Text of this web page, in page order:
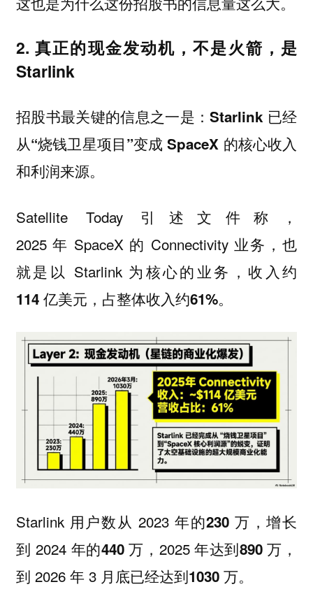
2. 真正的现金发动机，不是火箭，是
Starlink
招股书最关键的信息之一是：Starlink 已经
从“烧钱卫星项目”变成 SpaceX 的核心收入
和利润来源。
Satellite Today 引述文件称，
2025 年 SpaceX 的 Connectivity 业务，也
就是以 Starlink 为核心的业务，收入约
114 亿美元 ，占整体收入约61%。
Starlink 用户数从 2023 年的230 万 ，增长
到 2024 年的440 万 ，2025 年达到890 万 ，
到 2026 年 3 月底已经达到1030 万。